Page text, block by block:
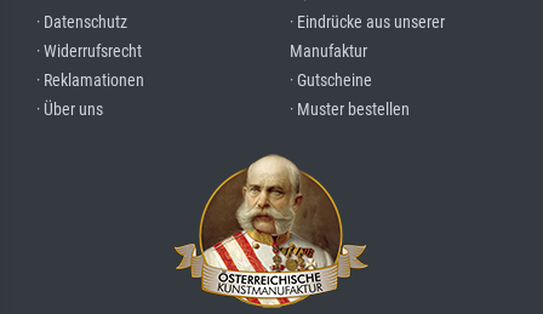
· Datenschutz
· Widerrufsrecht
· Reklamationen
· Über uns
· Eindrücke aus unserer
Manufaktur
· Gutscheine
· Muster bestellen